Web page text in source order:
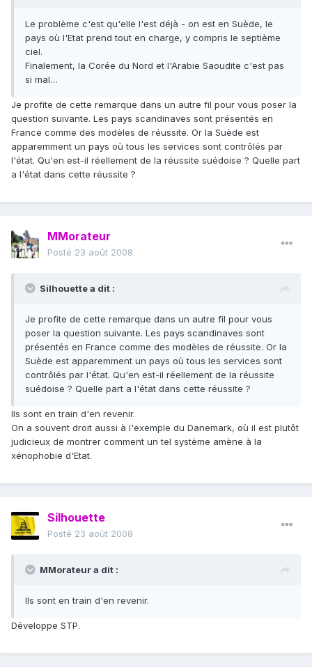
Le problème c'est qu'elle l'est déjà - on est en Suède, le
pays où l'Etat prend tout en charge, y compris le septième
ciel.
Finalement, la Corée du Nord et l'Arabie Saoudite c'est pas
si mal…
Je profite de cette remarque dans un autre fil pour vous poser la
question suivante. Les pays scandinaves sont présentés en
France comme des modèles de réussite. Or la Suède est
apparemment un pays où tous les services sont contrôlés par
l'état. Qu'en est-il réellement de la réussite suédoise ? Quelle part
a l'état dans cette réussite ?
MMorateur
Posté 23 août 2008
Silhouette a dit :
Je profite de cette remarque dans un autre fil pour vous
poser la question suivante. Les pays scandinaves sont
présentés en France comme des modèles de réussite. Or la
Suède est apparemment un pays où tous les services sont
contrôlés par l'état. Qu'en est-il réellement de la réussite
suédoise ? Quelle part a l'état dans cette réussite ?
Ils sont en train d'en revenir.
On a souvent droit aussi à l'exemple du Danemark, où il est plutôt
judicieux de montrer comment un tel système amène à la
xénophobie d'Etat.
Silhouette
Posté 23 août 2008
MMorateur a dit :
Ils sont en train d'en revenir.
Développe STP.